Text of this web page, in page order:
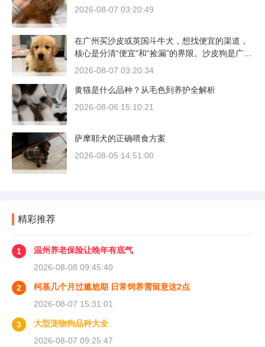
2026-08-07 03:20:49
在广州买沙皮或英国斗牛犬，想找便宜的渠道，
核心是分清“便宜”和“捡漏”的界限。沙皮狗是广东
本地犬种，价格比北方城市有优势；英国斗牛犬
方和真实价格区间。
2026-08-07 03:20:34
黄猫是什么品种？从毛色到养护全解析
2026-08-06 15:10:21
萨摩耶犬的正确喂食方案
2026-08-05 14:51:00
精彩推荐
1
温州养老保险让晚年有底气
2026-08-08 09:45:40
2
柯基几个月过尴尬期 日常饲养需留意这2点
2026-08-07 15:31:01
3
大型宠物狗品种大全
2026-08-07 09:25:47